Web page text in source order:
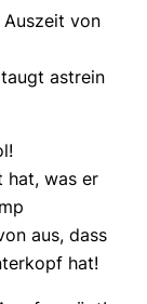
von
astrein
hat, was er
aus, dass
hat!